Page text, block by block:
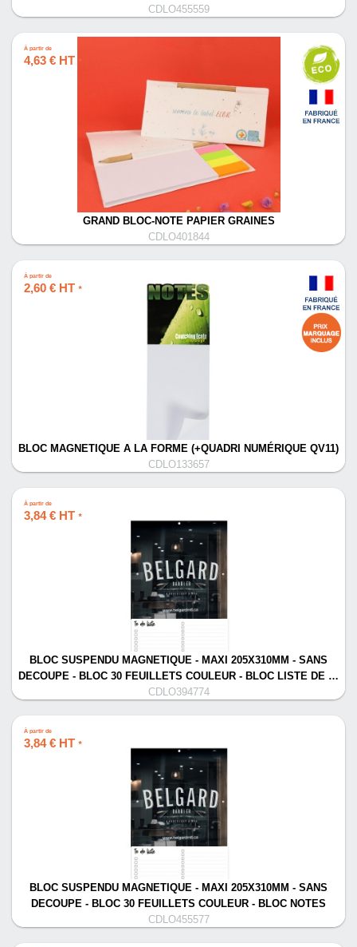
CDLO455559
À partir de
4,63 € HT *
GRAND BLOC-NOTE PAPIER GRAINES
CDLO401844
À partir de
2,60 € HT *
BLOC MAGNETIQUE A LA FORME (+QUADRI NUMÉRIQUE QV11)
CDLO133657
À partir de
3,84 € HT *
BLOC SUSPENDU MAGNETIQUE - MAXI 205X310MM - SANS
DECOUPE - BLOC 30 FEUILLETS COULEUR - BLOC LISTE DE …
CDLO394774
À partir de
3,84 € HT *
BLOC SUSPENDU MAGNETIQUE - MAXI 205X310MM - SANS
DECOUPE - BLOC 30 FEUILLETS COULEUR - BLOC NOTES
CDLO455577